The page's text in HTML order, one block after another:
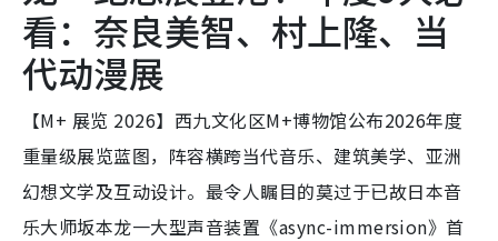
看：奈良美智、村上隆、当
代动漫展
【M+ 展览 2026】西九文化区M+博物馆公布2026年度
重量级展览蓝图，阵容横跨当代音乐、建筑美学、亚洲
幻想文学及互动设计。最令人瞩目的莫过于已故日本音
乐大师坂本龙一大型声音装置《async-immersion》首